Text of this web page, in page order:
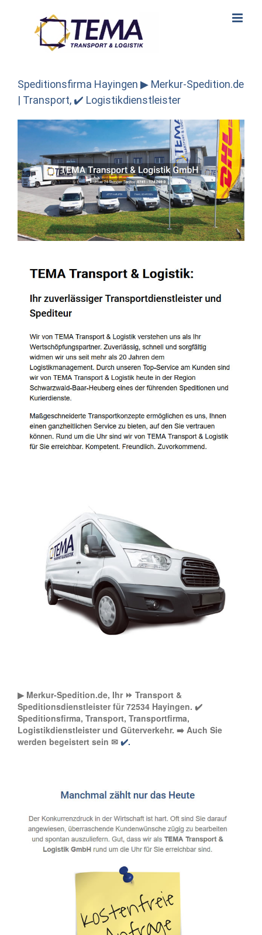
Speditionsfirma Hayingen ▶︎ Merkur-Spedition.de
| Transport, ✔️ Logistikdienstleister
▶︎ Merkur-Spedition.de, Ihr ⏩ Transport &
Speditionsdienstleister für 72534 Hayingen. ✔️
Speditionsfirma, Transport, Transportfirma,
Logistikdienstleister und Güterverkehr. ➡️ Auch Sie
werden begeistert sein ✉ ✔️.